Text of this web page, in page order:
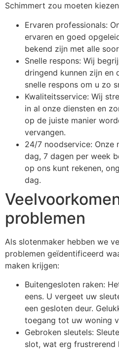
Schimmert zou moeten
Ervaren professionals:
ervaren en goed
bekend zijn met alle
Snelle respons: Wij
dringend kunnen zijn en
snelle respons om u zo
Kwaliteitsservice: Wij
in al onze diensten en
op de juiste manier
vervangen.
24/7 noodservice: Onze
dag, 7 dagen per week
op ons kunt rekenen,
dag.
problemen
Als slotenmaker hebben we
problemen geïdentificeerd
maken krijgen:
Buitengesloten raken:
eens. U vergeet uw
een gesloten deur.
toegang tot uw woning
Gebroken sleutels:
slot, wat erg frustrerend